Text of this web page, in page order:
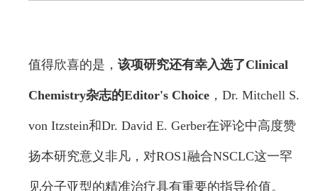
值得欣喜的是， 该项研究还有幸入选了Clinical
Chemistry杂志的Editor's Choice ，Dr. Mitchell S.
von Itzstein和Dr. David E. Gerber在评论中高度赞
扬本研究意义非凡，对ROS1融合NSCLC这一罕
见分子亚型的精准治疗具有重要的指导价值。